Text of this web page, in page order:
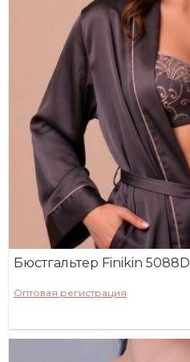
Бюстгальтер Finikin 5088D
Оптовая регистрация